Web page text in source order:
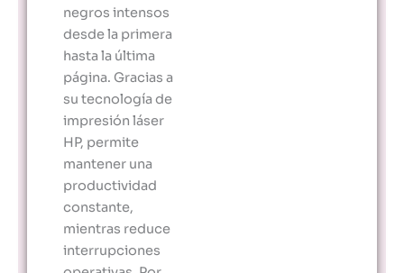
negros intensos
desde la primera
hasta la última
página. Gracias a
su tecnología de
impresión láser
HP, permite
mantener una
productividad
constante,
mientras reduce
interrupciones